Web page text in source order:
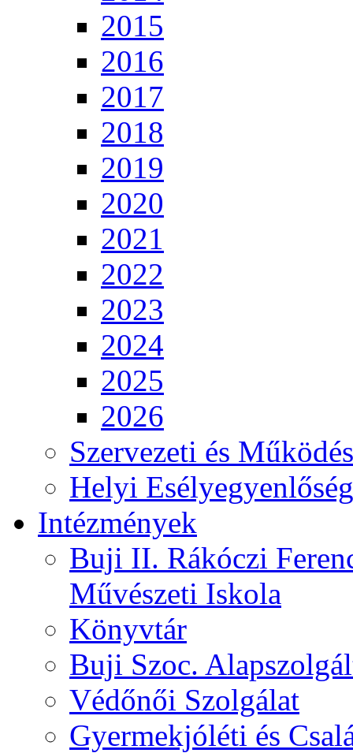
2015
2016
2017
2018
2019
2020
2021
2022
2023
2024
2025
2026
Szervezeti és
Helyi
Intézmények
Buji II. Rákóczi
Művészeti Iskola
Könyvtár
Buji Szoc.
Védőnői Szolgálat
Gyermekjóléti és